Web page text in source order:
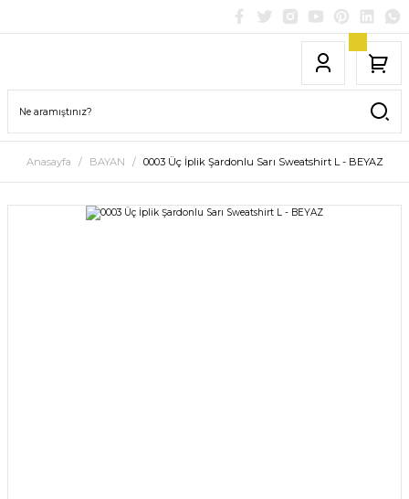
Anasayfa BAYAN 0003 Üç İplik Şardonlu Sarı Sweatshirt L - BEYAZ